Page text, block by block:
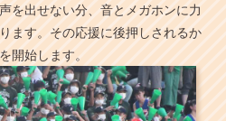
を出せない分、音とメガホンに力
ます。その応援に後押しされるか
開始します。